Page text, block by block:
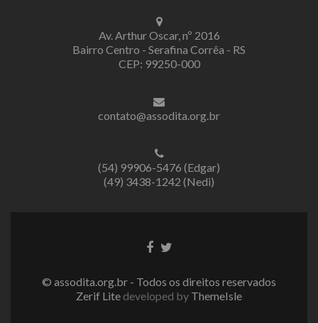
Av. Arthur Oscar, nº 2016
Bairro Centro - Serafina Corrêa - RS
CEP: 99250-000
contato@assodita.org.br
(54) 99906-5476 (Edgar)
(49) 3438-1242 (Nedi)
LinkLink
© assodita.org.br - Todos os direitos reservados
Zerif Lite developed by ThemeIsle